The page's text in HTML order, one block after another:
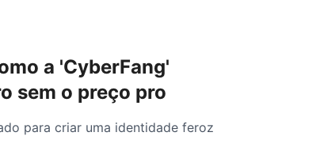
a 'CyberFang'
sem o preço pro
para criar uma identidade feroz